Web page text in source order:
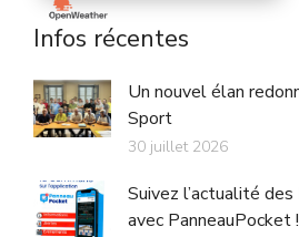
Infos récentes
Un nouvel élan
Sport
30 juillet 2026
Suivez l’actualité
avec PanneauPocket !